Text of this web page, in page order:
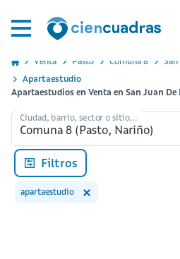
Venta Pasto Comuna 8
Apartaestudio
Apartaestudios en Venta en San Juan
Ciudad, barrio, sector o sitio...
Filtros
apartaestudio